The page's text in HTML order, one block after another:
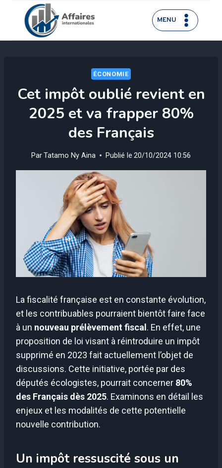
contenu
MENU
ÉCONOMIE
Cet impôt oublié revient en
2025 et va frapper 80%
des Français
ParTatamo Ny Aina Publié le 20/10/2024 10:56
La fiscalité française est en constante évolution,
et les contribuables pourraient bientôt faire face
à un nouveau prélèvement fiscal. En effet, une
proposition de loi visant à réintroduire un impôt
supprimé en 2023 fait actuellement l’objet de
discussions. Cette initiative, portée par des
députés écologistes, pourrait concerner 80%
des Français dès 2025. Examinons en détail les
enjeux et les modalités de cette potentielle
nouvelle contribution.
Un impôt ressuscité sous un